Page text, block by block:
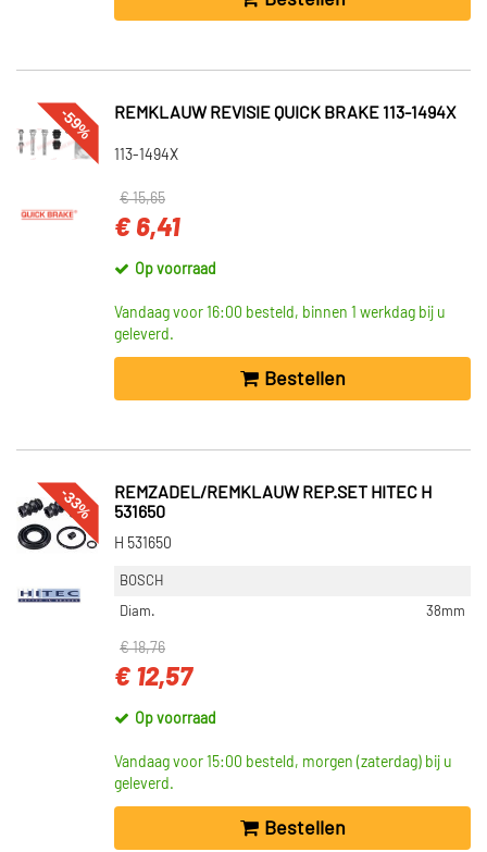
-59% REMKLAUW REVISIE QUICK BRAKE 113-1494X
113-1494X
€ 15,65
€ 6,41
Op voorraad
Vandaag voor 16:00 besteld, binnen 1 werkdag bij u
geleverd.
Bestellen
-33%
REMZADEL/REMKLAUW REP.SET HITEC H
531650
H 531650
BOSCH
Diam.
38mm
€ 18,76
€ 12,57
Op voorraad
Vandaag voor 15:00 besteld, morgen (zaterdag) bij u
geleverd.
Bestellen